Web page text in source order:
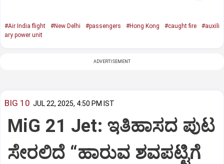
#Air India flight #New Delhi #passengers #Hong Kong #caught fire
#auxili
ary power unit
ADVERTISEMENT
BIG 10 JUL 22, 2025, 4:50 PM IST
MiG 21 Jet: ಇತಿಹಾಸದ ಪುಟ
ಸೇರಲಿದೆ “ಹಾರುವ ಶವಪಟ್ಟಿಗೆ